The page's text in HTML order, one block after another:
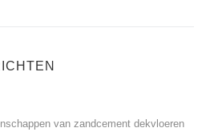
van zandcement dekvloeren